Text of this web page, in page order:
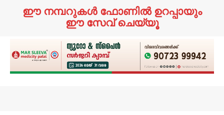
ഈ നമ്പറുകൾ ഫോണിൽ ഉറപ്പായും
ഈ സേവ് ചെയ്യൂ